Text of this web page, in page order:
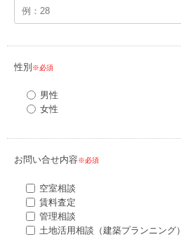
性別※必須
男性
女性
お問い合せ内容※必須
空室相談
賃料査定
管理相談
土地活用相談（建築プランニング）